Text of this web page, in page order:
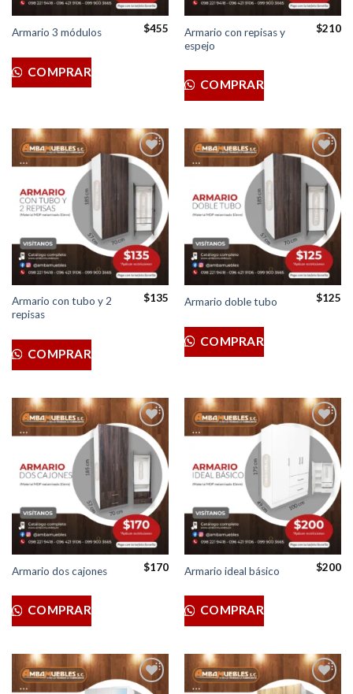
Armario 3 módulos $455
COMPRAR
Armario con repisas y
espejo
$210
COMPRAR
Añadir
a la
lista de
deseos
Armario con tubo y 2
repisas
$135
COMPRAR
Añadir
a la
lista de
deseos
Armario doble tubo $125
COMPRAR
Añadir
a la
lista de
deseos
Armario dos cajones $170
COMPRAR
Añadir
a la
lista de
deseos
Armario ideal básico $200
COMPRAR